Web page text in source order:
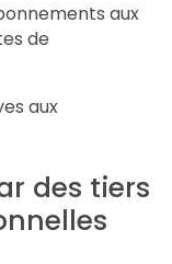
de
des tiers